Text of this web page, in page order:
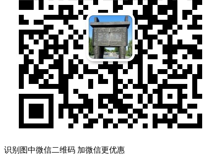
识别图中微信二维码 加微信更优惠